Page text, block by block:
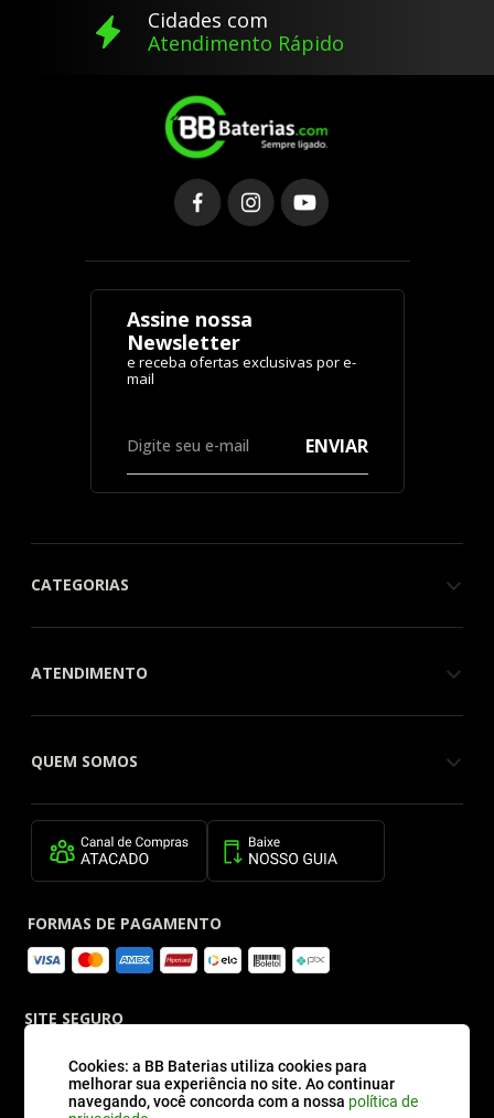
Cookies: a BB Baterias utiliza cookies para
melhorar sua experiência no site. Ao continuar
navegando, você concorda com a nossa política de
Cidades com
Atendimento Rápido
Assine nossa
Newsletter
ENVIAR
CATEGORIAS
ATENDIMENTO
QUEM SOMOS
FORMAS DE PAGAMENTO
SITE SEGURO